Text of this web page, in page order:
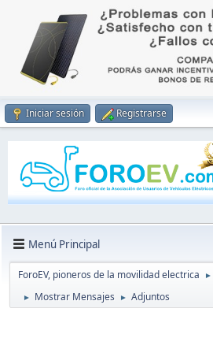
Iniciar sesión Registrarse
Menú Principal
ForoEV, pioneros de la movilidad electrica ►
► Mostrar Mensajes ► Adjuntos